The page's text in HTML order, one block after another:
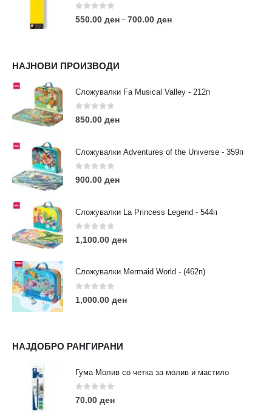
0out of 5
550.00 ден – 700.00 ден
НАЈНОВИ ПРОИЗВОДИ
Сложувалки Fa Musical Valley - 212п
0out of 5
850.00 ден
Сложувалки Adventures of the Universe - 359п
0out of 5
900.00 ден
Сложувалки La Princess Legend - 544п
0 out of 5
1,100.00 ден
Сложувалки Mermaid World - (462п)
0 out of 5
1,000.00 ден
НАЈДОБРО РАНГИРАНИ
Гума Молив со четка за молив и мастило
0out of 5
70.00 ден
ул. 3та Македонска Бригада бр.46
ТЕЛЕФОН:
0038977640534
contact@moehobi.mk
РАБОТНО ВРЕМЕ:
Пон - Саб / 09:00 - 21:00
ЛИНКОВИ
Услови за користење
Големопродажба
Кариера
За нас
Нашите локации
ПОПУЛАРНИ ТАГОВИ
eurodanvest FIMO Креативни Сетови